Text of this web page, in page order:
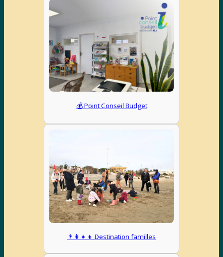
💰 Point Conseil Budget
👨‍👩‍👧‍👦 Destination familles